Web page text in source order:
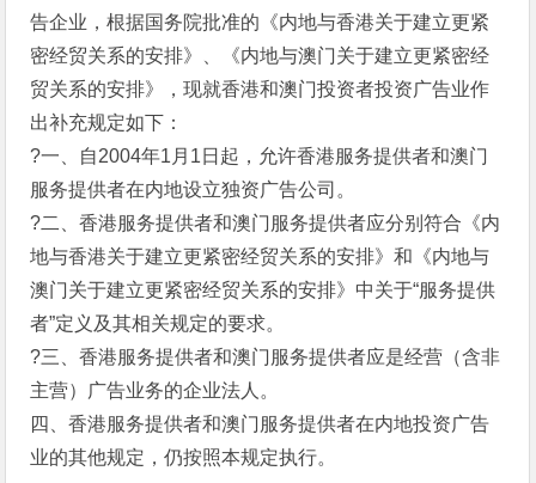
告企业，根据国务院批准的《内地与香港关于建立更紧
密经贸关系的安排》、《内地与澳门关于建立更紧密经
贸关系的安排》，现就香港和澳门投资者投资广告业作
出补充规定如下：
?一、自2004年1月1日起，允许香港服务提供者和澳门
服务提供者在内地设立独资广告公司。
?二、香港服务提供者和澳门服务提供者应分别符合《内
地与香港关于建立更紧密经贸关系的安排》和《内地与
澳门关于建立更紧密经贸关系的安排》中关于“服务提供
者”定义及其相关规定的要求。
?三、香港服务提供者和澳门服务提供者应是经营（含非
主营）广告业务的企业法人。
四、香港服务提供者和澳门服务提供者在内地投资广告
业的其他规定，仍按照本规定执行。